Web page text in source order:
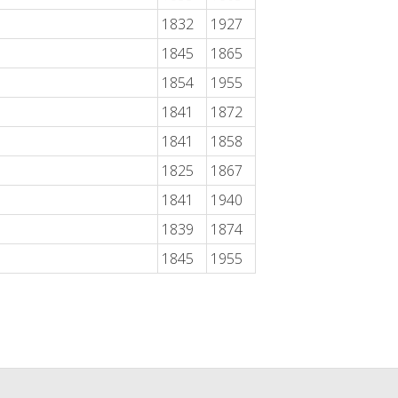
1832
1927
1845
1865
1854
1955
1841
1872
1841
1858
1825
1867
1841
1940
1839
1874
1845 1955